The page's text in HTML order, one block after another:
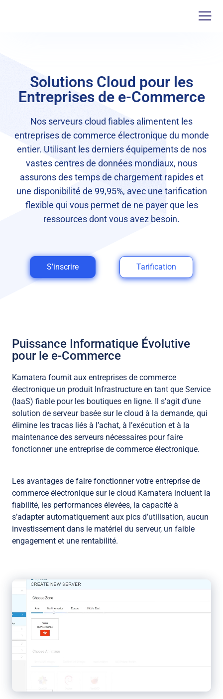
Solutions Cloud pour les
Entreprises de e-Commerce
Nos serveurs cloud fiables alimentent les
entreprises de commerce électronique du monde
entier. Utilisant les derniers équipements de nos
vastes centres de données mondiaux, nous
assurons des temps de chargement rapides et
une disponibilité de 99,95%, avec une tarification
flexible qui vous permet de ne payer que les
ressources dont vous avez besoin.
S’inscrire Tarification
Puissance Informatique Évolutive
pour le e-Commerce
Kamatera fournit aux entreprises de commerce
électronique un produit Infrastructure en tant que Service
(IaaS) fiable pour les boutiques en ligne. Il s’agit d’une
solution de serveur basée sur le cloud à la demande, qui
élimine les tracas liés à l’achat, à l’exécution et à la
maintenance des serveurs nécessaires pour faire
fonctionner une entreprise de commerce électronique.
Les avantages de faire fonctionner votre entreprise de
commerce électronique sur le cloud Kamatera incluent la
fiabilité, les performances élevées, la capacité à
s’adapter automatiquement aux pics d’utilisation, aucun
investissement dans le matériel du serveur, un faible
engagement et une rentabilité.